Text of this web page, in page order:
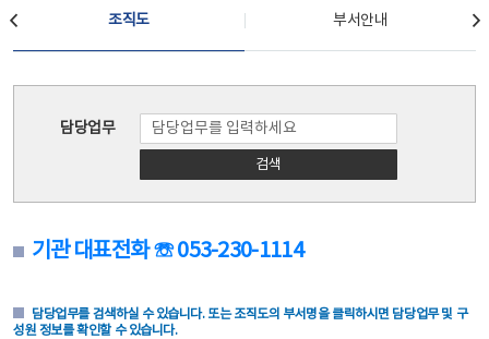
조직도 부서안내
담당업무
검색
기관 대표전화 ☏ 053-230-1114
담당업무를 검색하실 수 있습니다. 또는 조직도의 부서명을 클릭하시면 담당업무 및 구
성원 정보를 확인할 수 있습니다.